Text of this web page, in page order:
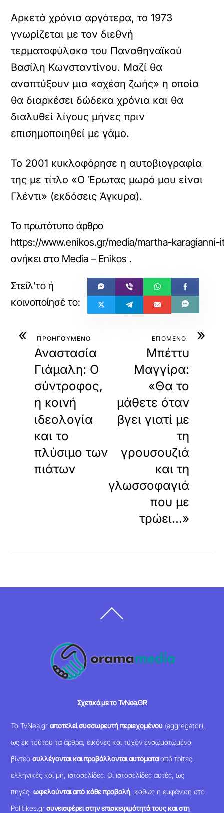
Αρκετά χρόνια αργότερα, το 1973
γνωρίζεται με τον διεθνή
τερματοφύλακα του Παναθηναϊκού
Βασίλη Κωνσταντίνου. Μαζί θα
αναπτύξουν μια «σχέση ζωής» η οποία
θα διαρκέσει δώδεκα χρόνια και θα
διαλυθεί λίγους μήνες πριν
επισημοποιηθεί με γάμο.
Το 2001 κυκλοφόρησε η αυτοβιογραφία
της με τίτλο «Ο Έρωτας μωρό μου είναι
Γλέντι» (εκδόσεις Άγκυρα).
Το πρωτότυπο άρθρο
https://www.enikos.gr/media/martha-
ανήκει στο Media – Enikos .
« ΠΡΟΗΓΟΥΜΕΝΟ
Αναστασία
Γιάμαλη: Ο
σύντροφος,
η κοινή
ιδεολογία
και το
πλύσιμο των
πιάτων
»
ΕΠΟΜΕΝΟ
Μπέττυ
Μαγγίρα:
«Θα το
μάθετε όταν
βγει γιατί με
τη
γρουσουζιά
και τη
γλωσσοφαγιά
που με
τρώει…»
To
Σχετικά με το TvNea.GR
Το TvNea.grαποτελεί συσσωρευτή περιεχομένου (aggregator),
ως εκ τούτου τα άρθρα, εικόνες και τυχόν ενσωματωμένα
βίντεοσυλλέγονται και προβάλλονται αυτόματααπό τρίτες,
ελληνικές και μη, ιστοσελίδες. Οι ιστοσελίδες αυτές, ως
πηγές,ωφελούνται από κάθε προβολή , καθώς η εμφάνιση στο
Politikes.grσυνεισφέρει στην επισκεψιμότητά τους και στη